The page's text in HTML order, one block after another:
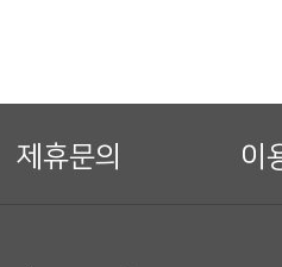
제휴문의 이